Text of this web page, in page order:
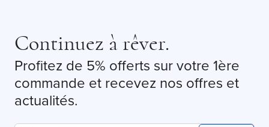
Continuez à rêver.
Profitez de 5% offerts sur votre 1ère
commande et recevez nos offres et
actualités.